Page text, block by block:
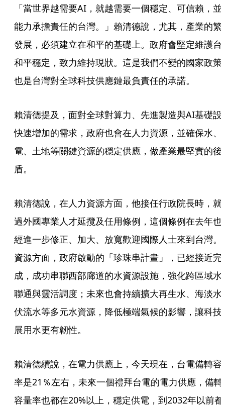
「當世界越需要AI，就越需要一個穩定、可信賴，並
能力承擔責任的台灣。」賴清德說，尤其，產業的繁
發展，必須建立在和平的基礎上。政府會堅定維護台
和平穩定，致力維持現狀。這是我們不變的國家政策
也是台灣對全球科技供應鏈最負責任的承諾。
賴清德提及，面對全球對算力、先進製造與AI基礎設
快速增加的需求，政府也會在人力資源，並確保水、
電、土地等關鍵資源的穩定供應，做產業最堅實的後
盾。
賴清德說，在人力資源方面，他接任行政院長時，就
過外國專業人才延攬及任用條例，這個條例在去年也
經進一步修正、加大、放寬歡迎國際人士來到台灣。
資源方面，政府啟動的「珍珠串計畫」，已經接近完
成，成功串聯西部廊道的水資源設施，強化跨區域水
聯通與靈活調度；未來也會持續擴大再生水、海淡水
伏流水等多元水資源，降低極端氣候的影響，讓科技
展用水更有韌性。
賴清德續說，在電力供應上，今天現在，台電備轉容
率是21％左右，未來一個禮拜台電的電力供應，備轉
容量率也都在20%以上，穩定供電，到2032年以前都